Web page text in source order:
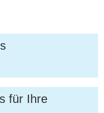
für die DEGES.
für Ihre